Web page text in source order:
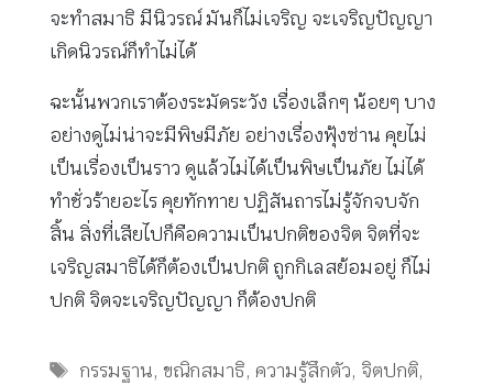
จะทำสมาธิ มีนิวรณ์ มันก็ไม่เจริญ จะเจริญปัญญา
เกิดนิวรณ์ก็ทำไม่ได้
ฉะนั้นพวกเราต้องระมัดระวัง เรื่องเล็กๆ น้อยๆ บาง
อย่างดูไม่น่าจะมีพิษมีภัย อย่างเรื่องฟุ้งซ่าน คุยไม่
เป็นเรื่องเป็นราว ดูแล้วไม่ได้เป็นพิษเป็นภัย ไม่ได้
ทำชั่วร้ายอะไร คุยทักทาย ปฏิสันถารไม่รู้จักจบจัก
สิ้น สิ่งที่เสียไปก็คือความเป็นปกติของจิต จิตที่จะ
เจริญสมาธิได้ก็ต้องเป็นปกติ ถูกกิเลสย้อมอยู่ ก็ไม่
ปกติ จิตจะเจริญปัญญา ก็ต้องปกติ
Tags
กรรมฐาน, ขณิกสมาธิ,ความรู้สึกตัว, จิตปกติ,